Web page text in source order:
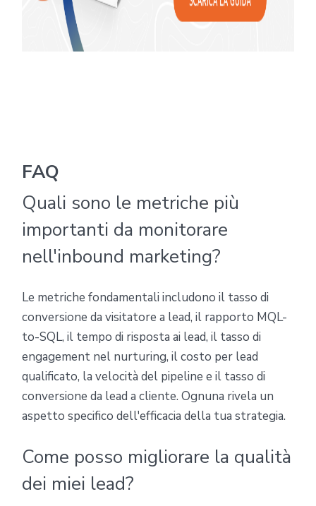
FAQ
Quali sono le metriche più
importanti da monitorare
nell'inbound marketing?
Le metriche fondamentali includono il tasso di
conversione da visitatore a lead, il rapporto MQL-
to-SQL, il tempo di risposta ai lead, il tasso di
engagement nel nurturing, il costo per lead
qualificato, la velocità del pipeline e il tasso di
conversione da lead a cliente. Ognuna rivela un
aspetto specifico dell'efficacia della tua strategia.
Come posso migliorare la qualità
dei miei lead?